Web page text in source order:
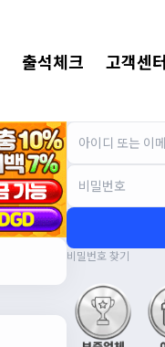
출석체크 고객센터
비밀번호 찾기